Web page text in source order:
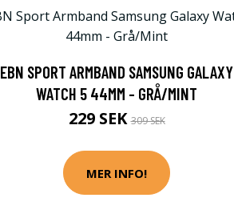
EBN SPORT ARMBAND SAMSUNG GALAXY
WATCH 5 44MM - GRÅ/MINT
229 SEK309 SEK
MER INFO!